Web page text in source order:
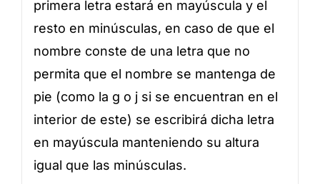
primera letra estará en mayúscula y el
resto en minúsculas, en caso de que el
nombre conste de una letra que no
permita que el nombre se mantenga de
pie (como la g o j si se encuentran en el
interior de este) se escribirá dicha letra
en mayúscula manteniendo su altura
igual que las minúsculas.